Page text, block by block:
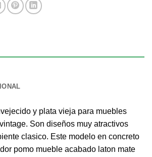
y plata vieja para muebles
Son diseños muy atractivos
clasico. Este modelo en concreto
pomo mueble acabado laton mate